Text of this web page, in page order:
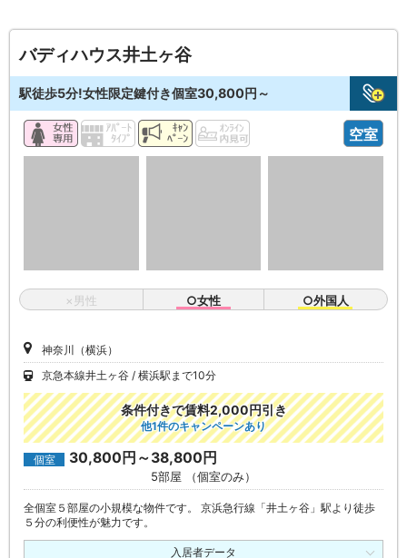
バディハウス井土ヶ谷
駅徒歩5分!女性限定鍵付き個室30,800円～
空室
×男性 ○女性 ○外国人
神奈川（横浜）
京急本線井土ヶ谷
横浜駅まで10分
条件付きで賃料2,000円引き
他1件のキャンペーンあり
個室 30,800円～38,800円
5部屋 （個室のみ）
全個室５部屋の小規模な物件です。 京浜急行線「井土ヶ谷」駅より徒歩
５分の利便性が魅力です。
入居者データ